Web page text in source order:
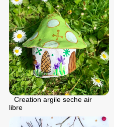
Creation argile seche air
libre